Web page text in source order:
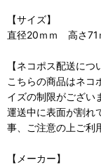
【サイズ】
直径20ｍｍ 高さ71
【ネコポス配送につ
こちらの商品はネコ
イズの制限がござい
運送中に表面が割れ
事、ご注意の上ご利
【メーカー】